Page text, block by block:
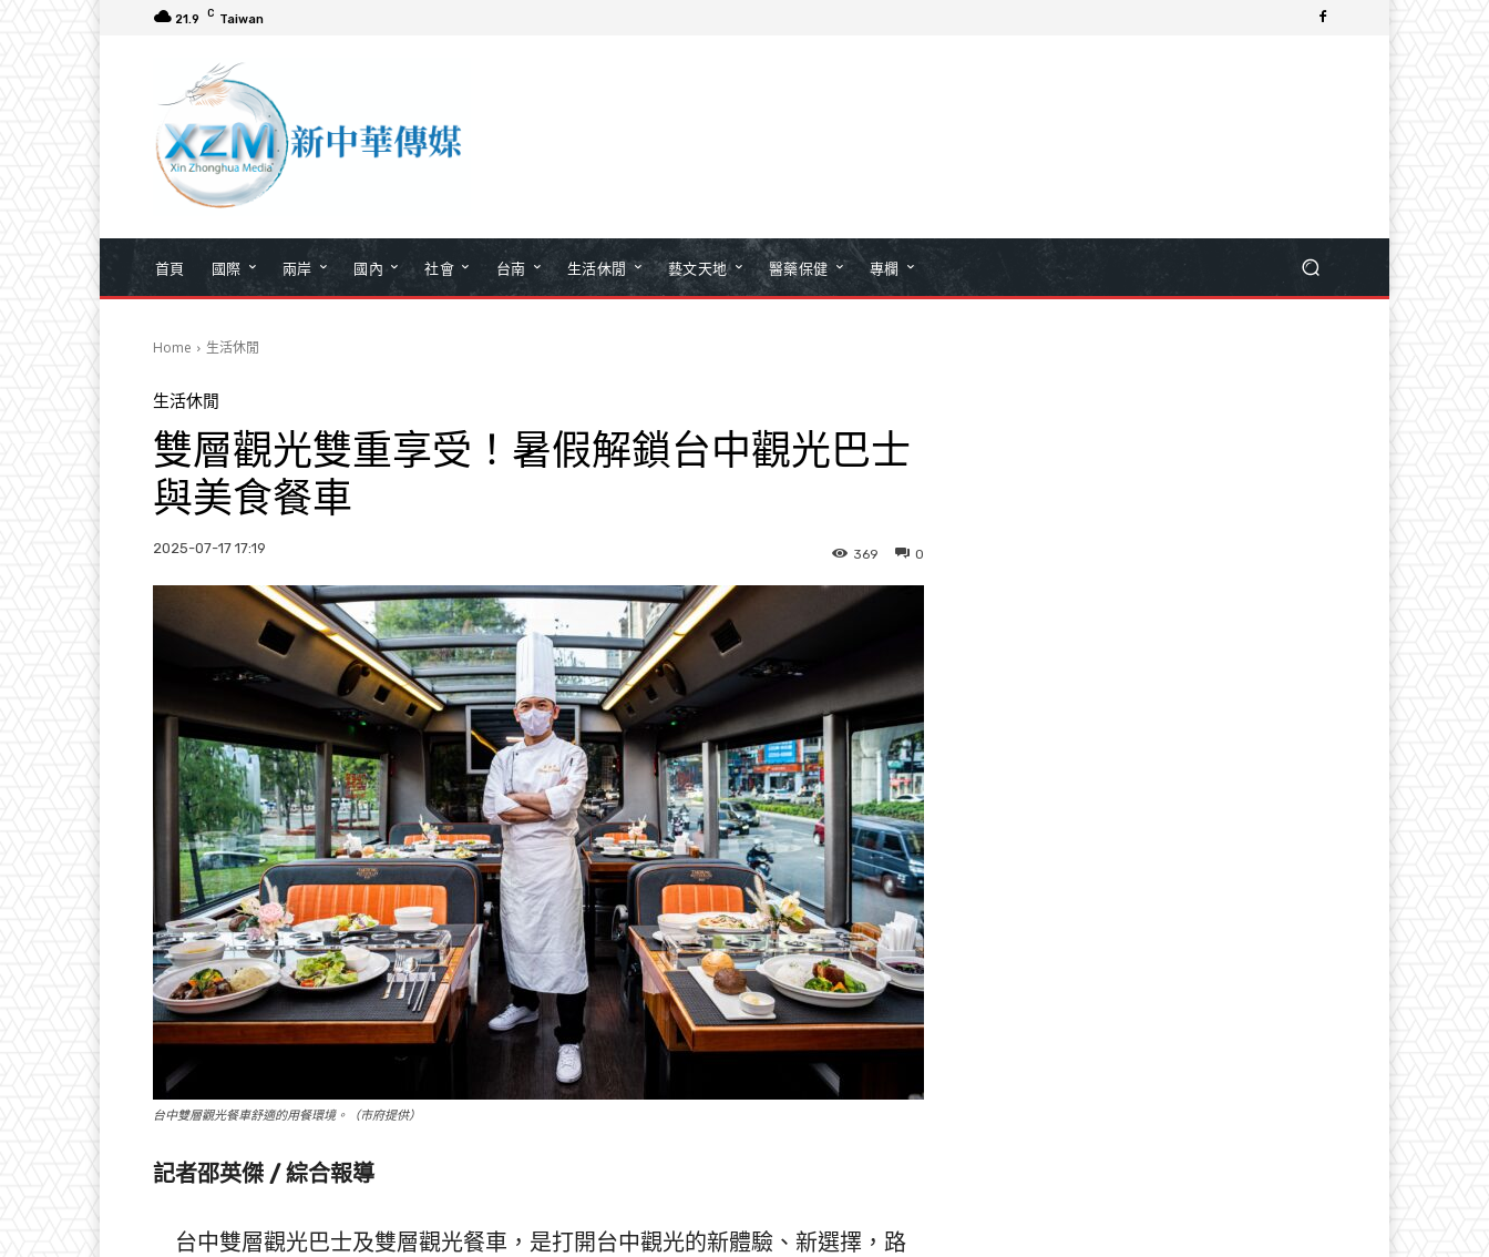
21.9 C Taiwan
首頁 國際 兩岸 國內 社會 台南 生活休閒 藝文天地 醫藥保健 專欄
Home 生活休閒
生活休閒
雙層觀光雙重享受！暑假解鎖台中觀光巴士
與美食餐車
2025-07-17 17:19 0
369
台中雙層觀光餐車舒適的用餐環境。（市府提供）
記者邵英傑 / 綜合報導
台中雙層觀光巴士及雙層觀光餐車，是打開台中觀光的新體驗、新選擇，路